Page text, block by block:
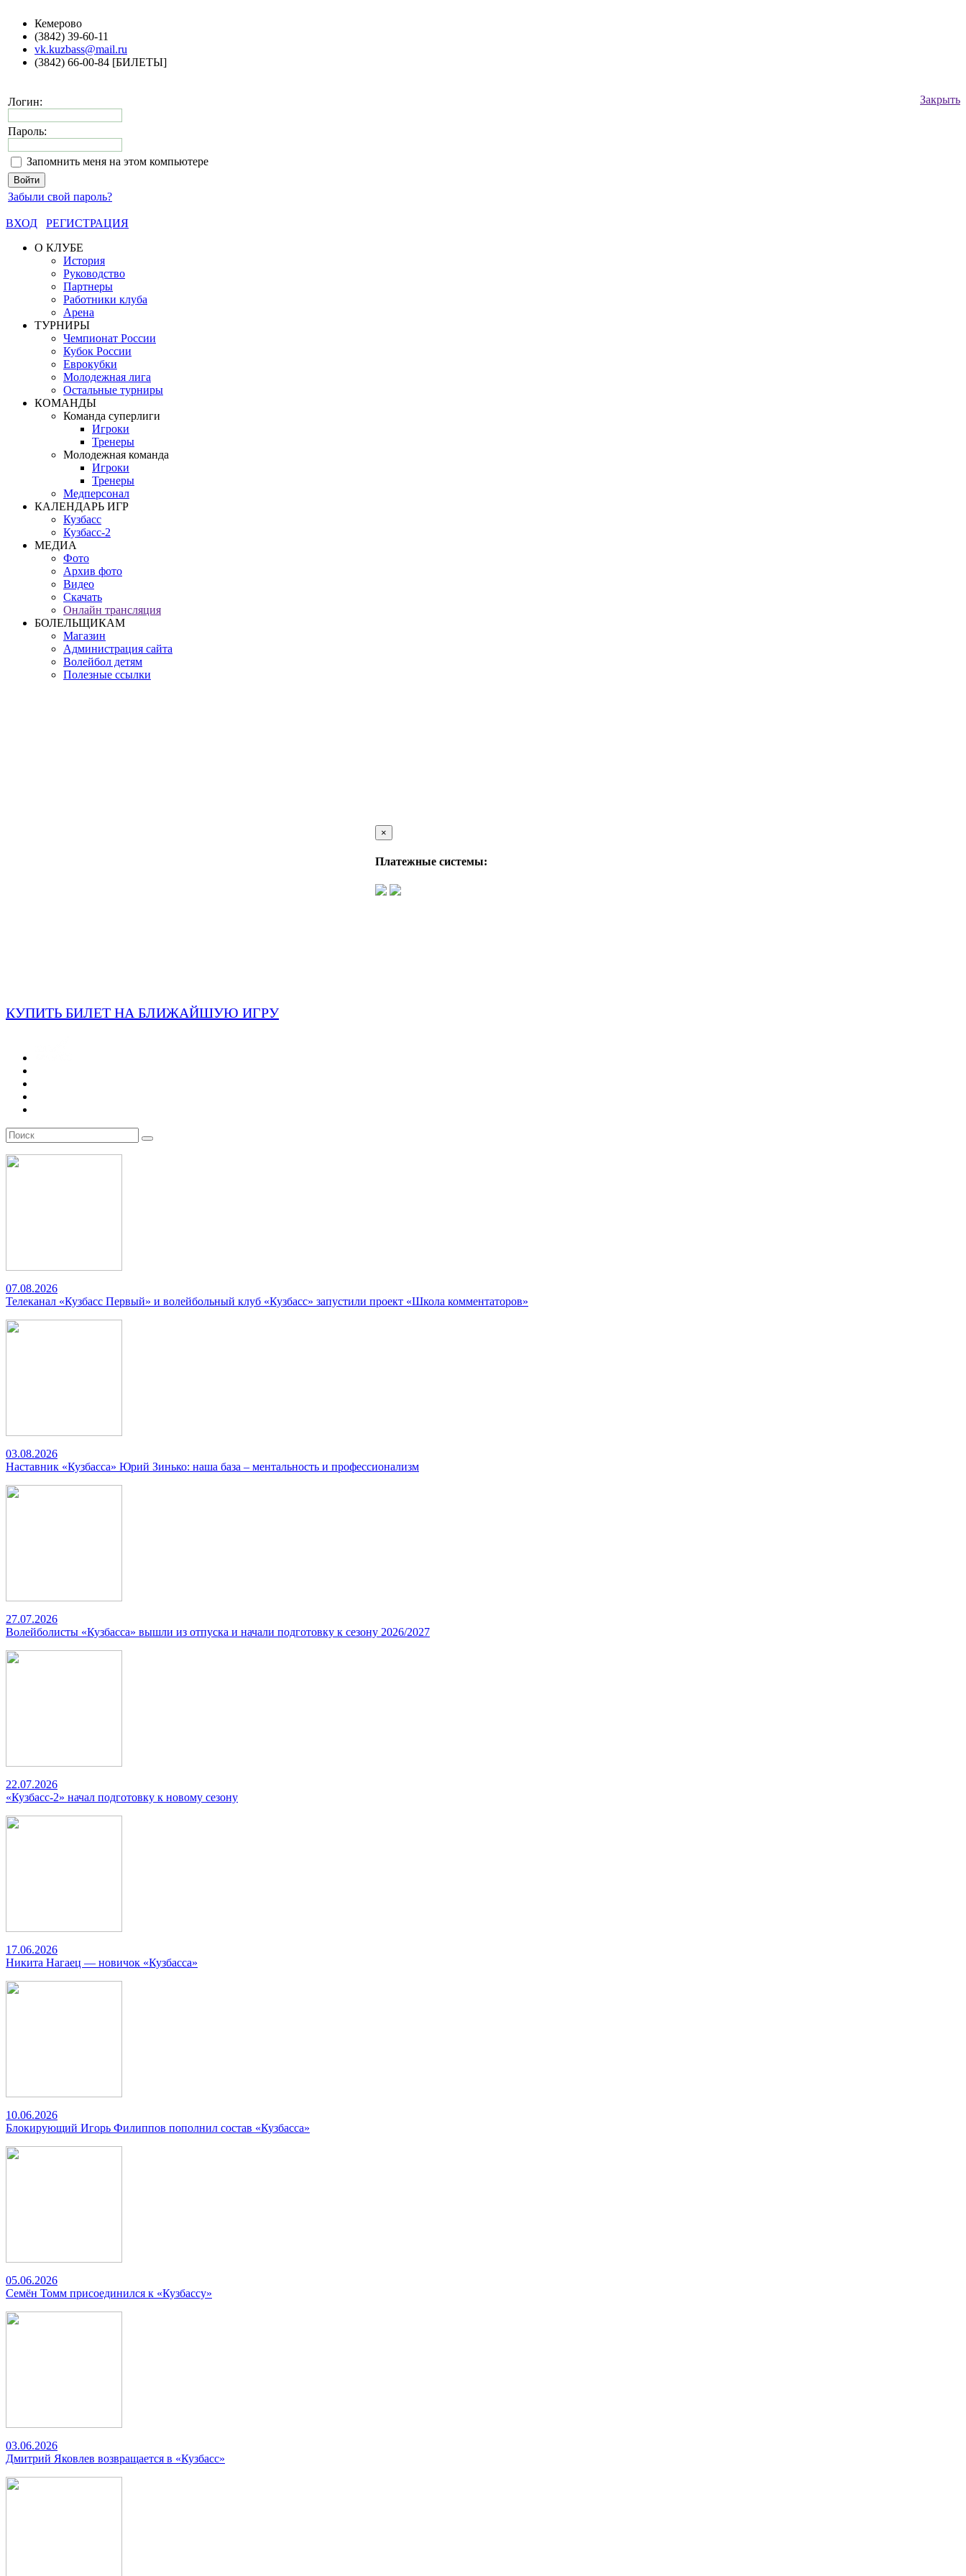
Кемерово
(3842) 39-60-11
vk.kuzbass@mail.ru
(3842) 66-00-84 [БИЛЕТЫ]
Закрыть
Логин:
Пароль:
Запомнить меня на этом компьютере
Забыли свой пароль?
ВХОД
РЕГИСТРАЦИЯ
О КЛУБЕ
История
Руководство
Партнеры
Работники клуба
Арена
ТУРНИРЫ
Чемпионат России
Кубок России
Еврокубки
Молодежная лига
Остальные турниры
КОМАНДЫ
Команда суперлиги
Игроки
Тренеры
Молодежная команда
Игроки
Тренеры
Медперсонал
КАЛЕНДАРЬ ИГР
Кузбасс
Кузбасс-2
МЕДИА
Фото
Архив фото
Видео
Скачать
Онлайн трансляция
БОЛЕЛЬЩИКАМ
Магазин
Администрация сайта
Волейбол детям
Полезные ссылки
×
Платежные системы:
КУПИТЬ БИЛЕТ НА БЛИЖАЙШУЮ ИГРУ
07.08.2026
Телеканал «Кузбасс Первый» и волейбольный клуб «Кузбасс» запустили проект «Школа комментаторов»
03.08.2026
Наставник «Кузбасса» Юрий Зинько: наша база – ментальность и профессионализм
27.07.2026
Волейболисты «Кузбасса» вышли из отпуска и начали подготовку к сезону 2026/2027
22.07.2026
«Кузбасс-2» начал подготовку к новому сезону
17.06.2026
Никита Нагаец — новичок «Кузбасса»
10.06.2026
Блокирующий Игорь Филиппов пополнил состав «Кузбасса»
05.06.2026
Семён Томм присоединился к «Кузбассу»
03.06.2026
Дмитрий Яковлев возвращается в «Кузбасс»